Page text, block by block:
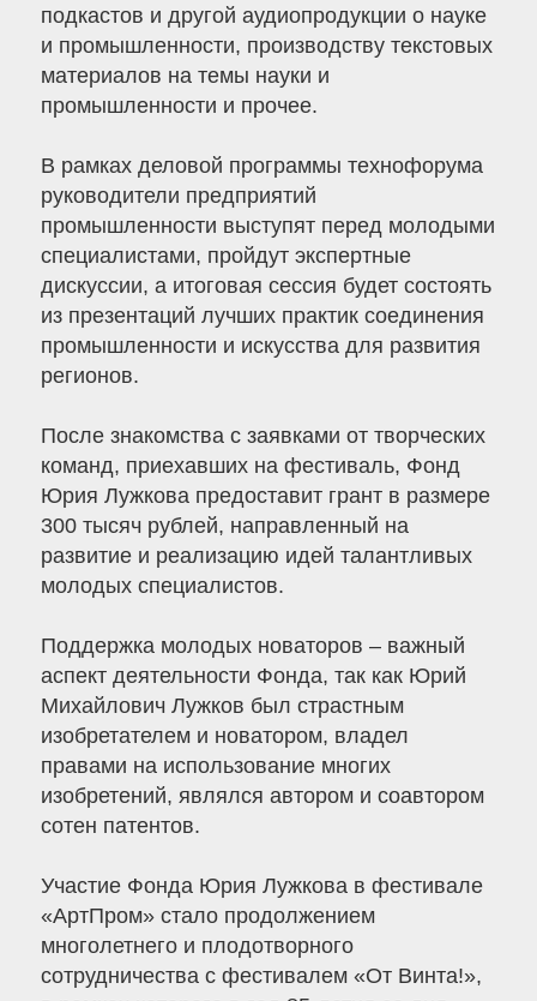
подкастов и другой аудиопродукции о науке
и промышленности, производству текстовых
материалов на темы науки и
промышленности и прочее.
В рамках деловой программы технофорума
руководители предприятий
промышленности выступят перед молодыми
специалистами, пройдут экспертные
дискуссии, а итоговая сессия будет состоять
из презентаций лучших практик соединения
промышленности и искусства для развития
регионов.
После знакомства с заявками от творческих
команд, приехавших на фестиваль, Фонд
Юрия Лужкова предоставит грант в размере
300 тысяч рублей, направленный на
развитие и реализацию идей талантливых
молодых специалистов.
Поддержка молодых новаторов – важный
аспект деятельности Фонда, так как Юрий
Михайлович Лужков был страстным
изобретателем и новатором, владел
правами на использование многих
изобретений, являлся автором и соавтором
сотен патентов.
Участие Фонда Юрия Лужкова в фестивале
«АртПром» стало продолжением
многолетнего и плодотворного
сотрудничества с фестивалем «От Винта!»,